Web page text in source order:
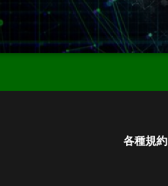
各種規約